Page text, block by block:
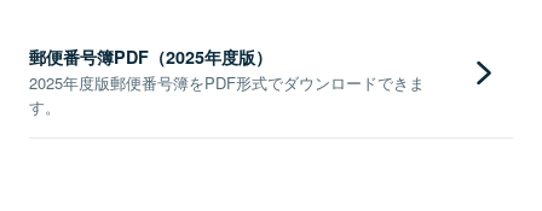
郵便番号簿PDF（2025年度版）
2025年度版郵便番号簿をPDF形式でダウンロードできま
す。